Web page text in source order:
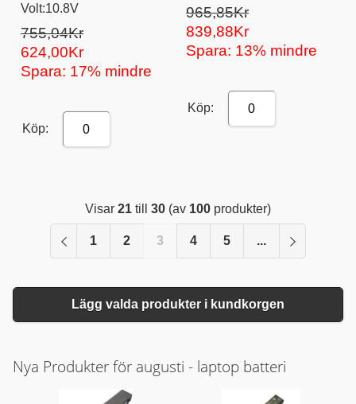
Volt:10.8V
755,04Kr
624,00Kr
Spara: 17% mindre
Köp: 0
965,85Kr
839,88Kr
Spara: 13% mindre
Köp: 0
Visar 21 till 30 (av 100 produkter)
1 2 3 4 5 ...
Lägg valda produkter i kundkorgen
Nya Produkter för augusti - laptop batteri